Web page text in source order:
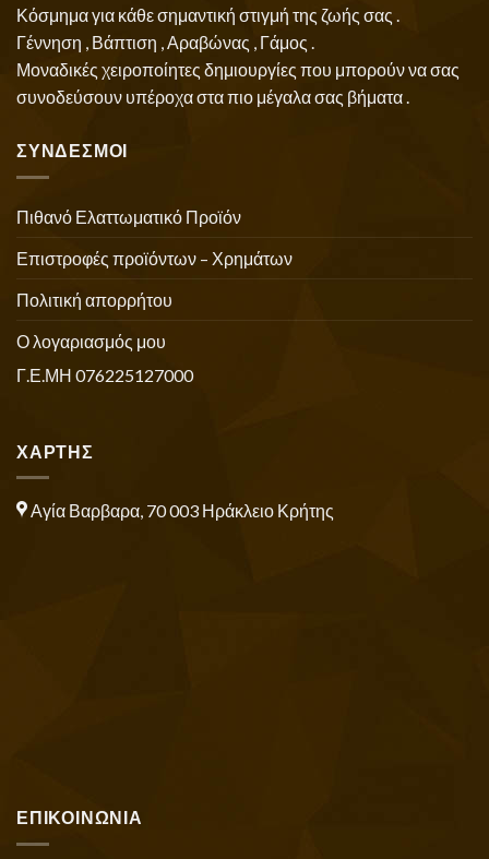
Κόσμημα για κάθε σημαντική στιγμή της ζωής σας .
Γέννηση , Βάπτιση , Αραβώνας , Γάμος .
Μοναδικές χειροποίητες δημιουργίες που μπορούν να σας
συνοδεύσουν υπέροχα στα πιο μέγαλα σας βήματα .
ΣΥΝΔΕΣΜΟΙ
Πιθανό Ελαττωματικό Προϊόν
Επιστροφές προϊόντων – Χρημάτων
Πολιτική απορρήτου
Ο λογαριασμός μου
Γ.Ε.ΜΗ 076225127000
ΧΑΡΤΗΣ
Αγία Βαρβαρα, 70 003 Ηράκλειο Κρήτης
ΕΠΙΚΟΙΝΩΝΙΑ